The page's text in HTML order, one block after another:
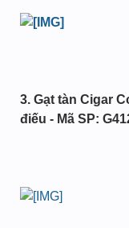
3. Gạt tàn Cigar
điếu - Mã SP: